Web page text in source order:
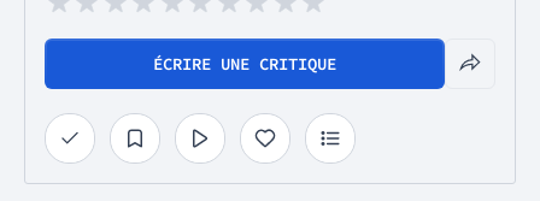
ÉCRIRE UNE CRITIQUE